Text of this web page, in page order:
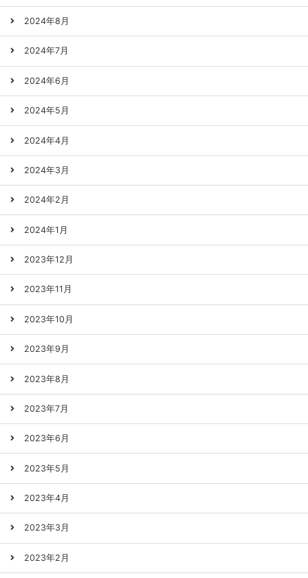
2024年8月
2024年7月
2024年6月
2024年5月
2024年4月
2024年3月
2024年2月
2024年1月
2023年12月
2023年11月
2023年10月
2023年9月
2023年8月
2023年7月
2023年6月
2023年5月
2023年4月
2023年3月
2023年2月